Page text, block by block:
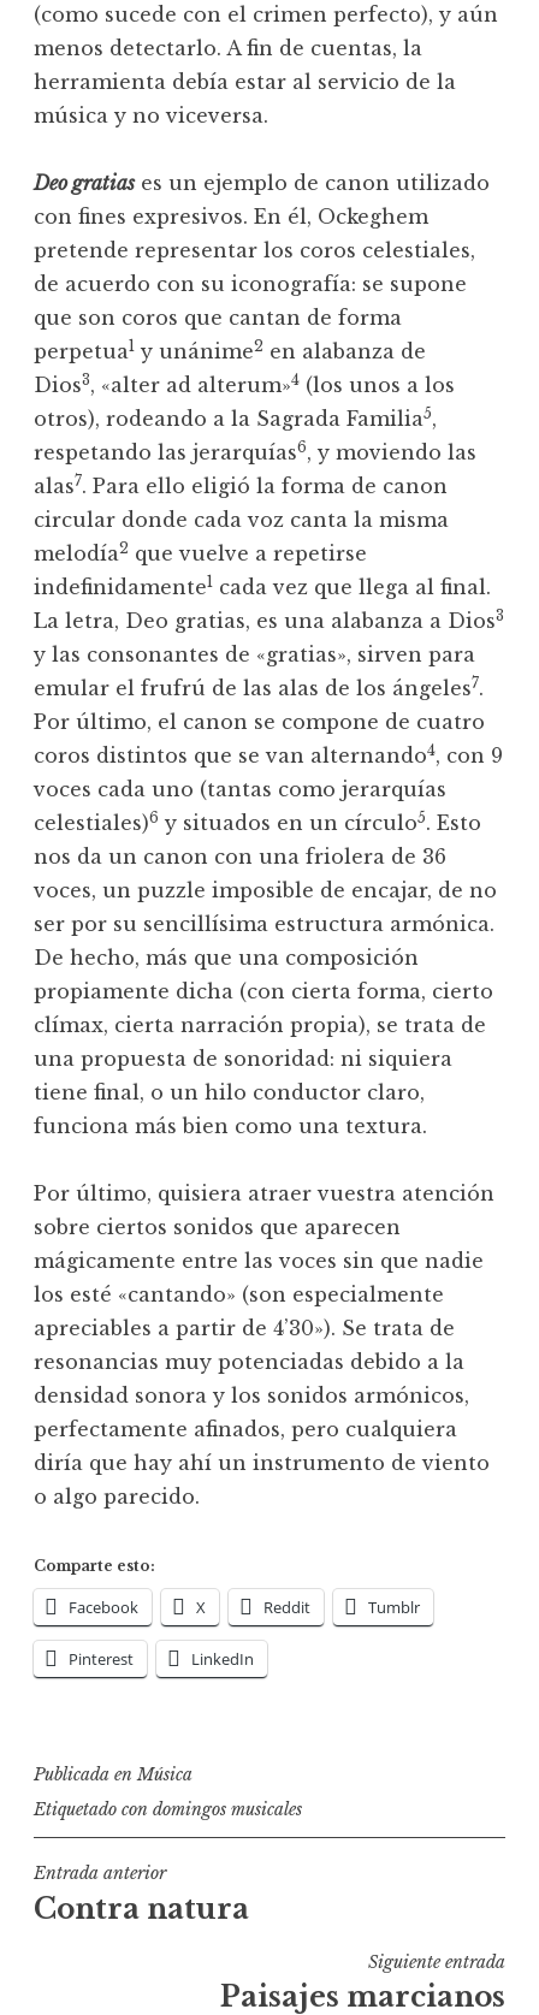
(como sucede con el crimen perfecto), y aún
menos detectarlo. A fin de cuentas, la
herramienta debía estar al servicio de la
música y no viceversa.
Deo gratiases un ejemplo de canon utilizado
con fines expresivos. En él, Ockeghem
pretende representar los coros celestiales,
de acuerdo con su iconografía: se supone
que son coros que cantan de forma
perpetua1 y unánime2 en alabanza de
Dios3, «alter ad alterum»4 (los unos a los
otros), rodeando a la Sagrada Familia5,
respetando las jerarquías6, y moviendo las
alas7. Para ello eligió la forma de canon
circular donde cada voz canta la misma
melodía2 que vuelve a repetirse
indefinidamente1 cada vez que llega al final.
La letra, Deo gratias, es una alabanza a Dios3
y las consonantes de «gratias», sirven para
emular el frufrú de las alas de los ángeles7.
Por último, el canon se compone de cuatro
coros distintos que se van alternando4, con 9
voces cada uno (tantas como jerarquías
celestiales)6 y situados en un círculo5. Esto
nos da un canon con una friolera de 36
voces, un puzzle imposible de encajar, de no
ser por su sencillísima estructura armónica.
De hecho, más que una composición
propiamente dicha (con cierta forma, cierto
clímax, cierta narración propia), se trata de
una propuesta de sonoridad: ni siquiera
tiene final, o un hilo conductor claro,
funciona más bien como una textura.
Por último, quisiera atraer vuestra atención
sobre ciertos sonidos que aparecen
mágicamente entre las voces sin que nadie
los esté «cantando» (son especialmente
apreciables a partir de 4’30»). Se trata de
resonancias muy potenciadas debido a la
densidad sonora y los sonidos armónicos,
perfectamente afinados, pero cualquiera
diría que hay ahí un instrumento de viento
o algo parecido.
Comparte esto:
Facebook X Reddit Tumblr
Pinterest LinkedIn
Publicada enMúsica
Etiquetado con domingos musicales
Navegación
de
Entrada anterior
Contra natura
Siguiente entrada
Paisajes marcianos